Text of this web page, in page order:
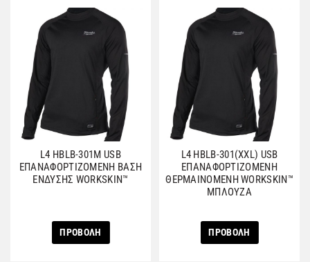
L4 HBLB-301M USB
ΕΠΑΝΑΦΟΡΤΙΖΟΜΕΝΗ ΒΑΣΗ
ΕΝΔΥΣΗΣ WORKSKIN™
ΠΡΟΒΟΛΗ
L4 HBLB-301(XXL) USB
ΕΠΑΝΑΦΟΡΤΙΖΟΜΕΝΗ
ΘΕΡΜΑΙΝΟΜΕΝΗ WORKSKIΝ™
ΜΠΛΟΥΖΑ
ΠΡΟΒΟΛΗ